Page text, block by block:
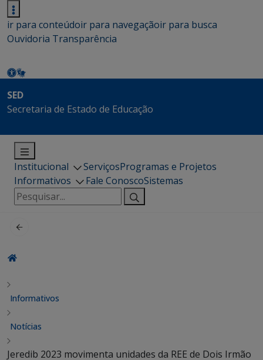
ir para conteúdoir para navegaçãoir para busca
Ouvidoria Transparência
SED
Secretaria de Estado de Educação
Institucional ServiçosProgramas e Projetos
Informativos
Fale ConoscoSistemas
Pesquisar
por:
Informativos
Notícias
Jeredib 2023 movimenta unidades da REE de Dois Irmão